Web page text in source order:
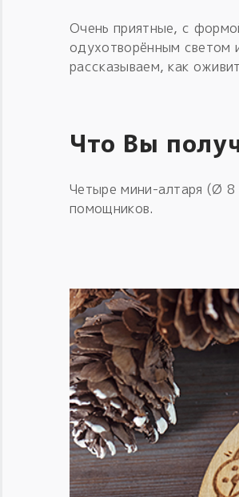
Очень приятные, с
одухотворённым светом
рассказываем, как
Что Вы
Четыре мини-алтаря (Ø 8
помощников.